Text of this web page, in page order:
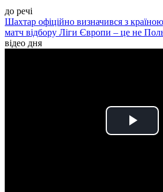
до речі
Шахтар офіційно визначився з
матч відбору Ліги Європи – це не
відео дня
Play